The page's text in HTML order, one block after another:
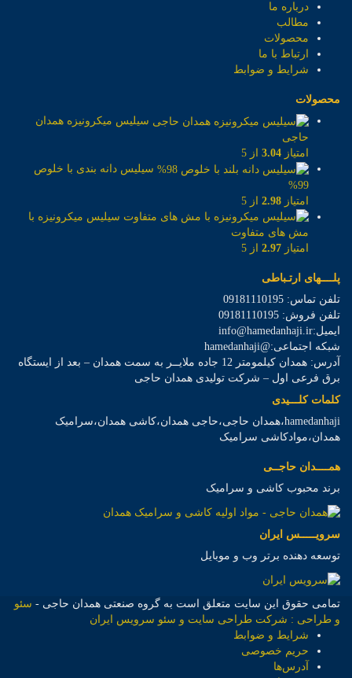
درباره ما
مطالب
محصولات
ارتباط با ما
شرایط و ضوابط
محصولات
سیلیس میکرونیزه همدان
حاجی
امتیاز3.04از 5
سیلیس دانه بندی با خلوص
امتیاز2.98از 5
سیلیس میکرونیزه با
مش های متفاوت
امتیاز2.97از 5
پلــــهای ارتـباطی
تلفن تماس: 09181110195
تلفن فروش: 09181110195
ایمیل:info@hamedanhaji.ir
شبکه اجتماعی:@hamedanhaji
آدرس: همدان کیلمومتر 12 جاده ملایــر به سمت همدان – بعد از ایستگاه
برق فرعی اول – شرکت تولیدی همدان حاجی
کلمات کلـــیدی
hamedanhaji،همدان حاجی،حاجی همدان،کاشی همدان،سرامیک
همدان،موادکاشی سرامیک
همــــدان حاجــی
برند محبوب کاشی و سرامیک
سرویـــــس ایران
توسعه دهنده برتر وب و موبایل
تمامی حقوق این سایت متعلق است به گروه صنعتی همدان حاجی -سئو
و طراحی : شرکت طراحی سایت و سئو سرویس ایران
شرایط و ضوابط
حریم خصوصی
آدرس‌ها